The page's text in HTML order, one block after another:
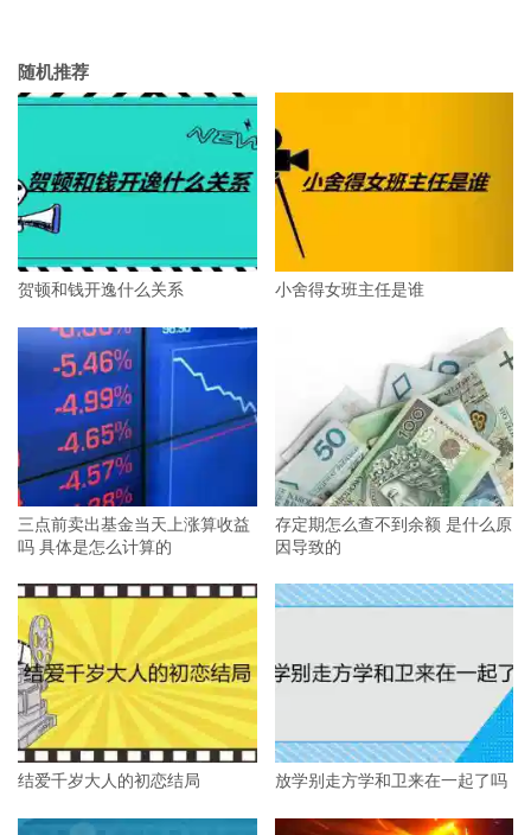
随机推荐
贺顿和钱开逸什么关系 小舍得女班主任是谁
三点前卖出基金当天上涨算收益
吗 具体是怎么计算的
存定期怎么查不到余额 是什么原
因导致的
结爱千岁大人的初恋结局 放学别走方学和卫来在一起了吗